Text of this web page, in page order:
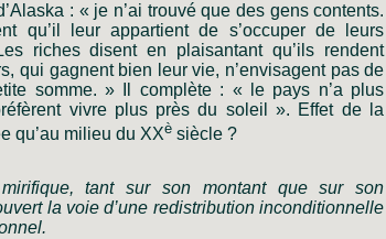
: « je n’ai trouvé que des gens contents.
qu’il leur appartient de s’occuper de
leurs
riches disent en plaisantant qu’ils rendent
qui gagnent bien leur vie, n’envisagent pas de
somme. » complète : « le pays n’a plus
vivre plus près du soleil ». Effet de
la
qu’au milieu du XXè siècle ?
mirifique, tant sur son montant que sur
son
la voie d’une redistribution inconditionnelle
.